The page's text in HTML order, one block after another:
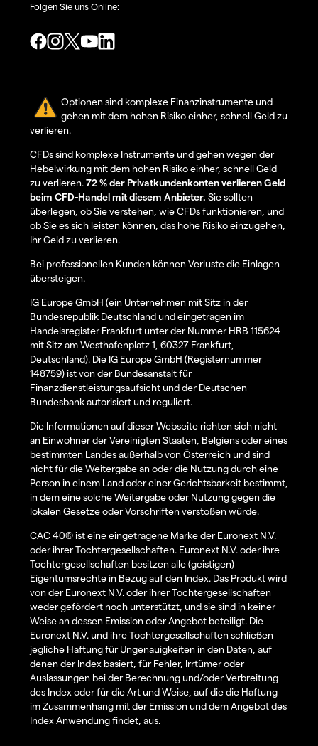
Folgen Sie uns Online:
Optionen sind komplexe Finanzinstrumente und
gehen mit dem hohen Risiko einher, schnell Geld zu
verlieren.
CFDs sind komplexe Instrumente und gehen wegen der
Hebelwirkung mit dem hohen Risiko einher, schnell Geld
zu verlieren.72 % der Privatkundenkonten verlieren Geld
beim CFD-Handel mit diesem Anbieter. Sie sollten
überlegen, ob Sie verstehen, wie CFDs funktionieren, und
ob Sie es sich leisten können, das hohe Risiko einzugehen,
Ihr Geld zu verlieren.
Bei professionellen Kunden können Verluste die Einlagen
übersteigen.
IG Europe GmbH (ein Unternehmen mit Sitz in der
Bundesrepublik Deutschland und eingetragen im
Handelsregister Frankfurt unter der Nummer HRB 115624
mit Sitz am Westhafenplatz 1, 60327 Frankfurt,
Deutschland). Die IG Europe GmbH (Registernummer
148759) ist von der Bundesanstalt für
Finanzdienstleistungsaufsicht und der Deutschen
Bundesbank autorisiert und reguliert.
Die Informationen auf dieser Webseite richten sich nicht
an Einwohner der Vereinigten Staaten, Belgiens oder eines
bestimmten Landes außerhalb von Österreich und sind
nicht für die Weitergabe an oder die Nutzung durch eine
Person in einem Land oder einer Gerichtsbarkeit bestimmt,
in dem eine solche Weitergabe oder Nutzung gegen die
lokalen Gesetze oder Vorschriften verstoßen würde.
CAC 40® ist eine eingetragene Marke der Euronext N.V.
oder ihrer Tochtergesellschaften. Euronext N.V. oder ihre
Tochtergesellschaften besitzen alle (geistigen)
Eigentumsrechte in Bezug auf den Index. Das Produkt wird
von der Euronext N.V. oder ihrer Tochtergesellschaften
weder gefördert noch unterstützt, und sie sind in keiner
Weise an dessen Emission oder Angebot beteiligt. Die
Euronext N.V. und ihre Tochtergesellschaften schließen
jegliche Haftung für Ungenauigkeiten in den Daten, auf
denen der Index basiert, für Fehler, Irrtümer oder
Auslassungen bei der Berechnung und/oder Verbreitung
des Index oder für die Art und Weise, auf die die Haftung
im Zusammenhang mit der Emission und dem Angebot des
Index Anwendung findet, aus.